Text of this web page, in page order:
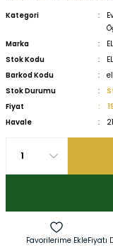
Kategori
Marka
Stok Kodu
Barkod Kodu
Stok Durumu
Fiyat
Havale
Fiyatı